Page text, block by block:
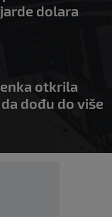
dolara
otkrila
dođu do više